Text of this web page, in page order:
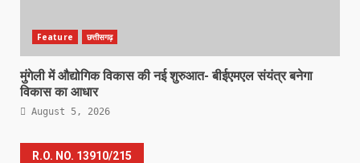
Feature छत्तीसगढ़
मुंगेली में औद्योगिक विकास की नई शुरुआत- बीईएमएल संयंत्र बनेगा
विकास का आधार
August 5, 2026
R.O. NO. 13910/215